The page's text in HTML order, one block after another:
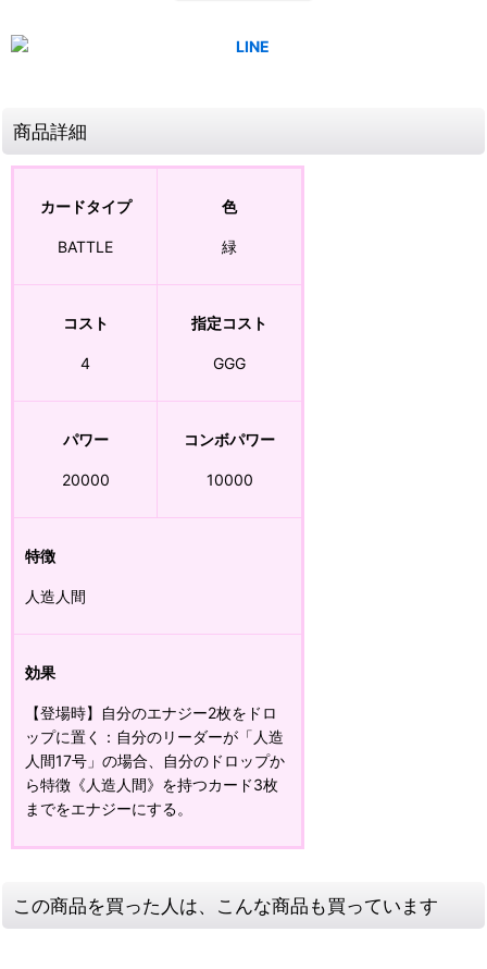
商品詳細
カードタイプ
BATTLE
色
緑
コスト
4
指定コスト
GGG
パワー
20000
コンボパワー
10000
特徴
人造人間
効果
【登場時】自分のエナジー2枚をドロ
ップに置く：自分のリーダーが「人造
人間17号」の場合、自分のドロップか
ら特徴《人造人間》を持つカード3枚
までをエナジーにする。
この商品を買った人は、こんな商品も買っています